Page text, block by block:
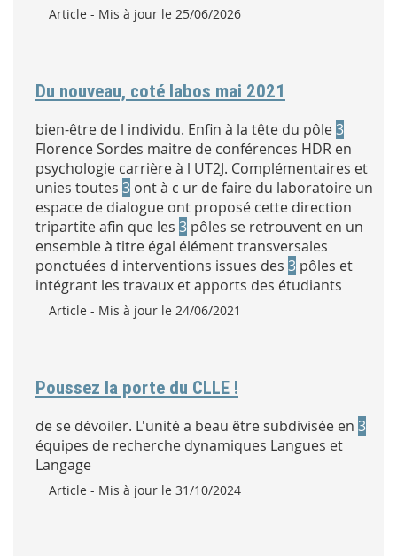
Type :
Article - Mis à jour le 25/06/2026
Du nouveau, coté labos mai 2021
bien-être de l individu. Enfin à la tête du pôle3
Florence Sordes maitre de conférences HDR en
psychologie carrière à l UT2J. Complémentaires et
unies toutes 3 ont à c ur de faire du laboratoire un
espace de dialogue ont proposé cette direction
tripartite afin que les 3 pôles se retrouvent en un
ensemble à titre égal élément transversales
ponctuées d interventions issues des 3 pôles et
intégrant les travaux et apports des étudiants
Type :
Article - Mis à jour le 24/06/2021
Poussez la porte du CLLE !
de se dévoiler. L'unité a beau être subdivisée en 3
équipes de recherche dynamiques Langues et
Langage
Type :
Article - Mis à jour le 31/10/2024